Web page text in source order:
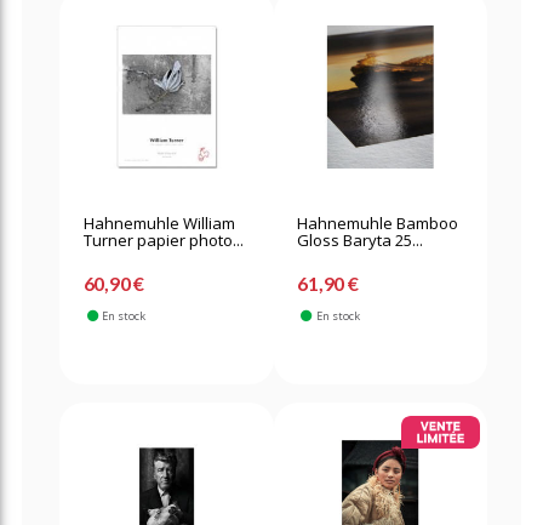
Hahnemuhle William
Turner papier photo...
60,90 €
En stock
Hahnemuhle Bamboo
Gloss Baryta 25...
61,90 €
En stock